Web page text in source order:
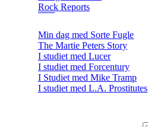
Rock Reports
Min dag med Sorte Fugle
The Martie Peters Story
I studiet med Lucer
I studiet med Forcentury
I Studiet med Mike Tramp
I studiet med L.A. Prostitutes